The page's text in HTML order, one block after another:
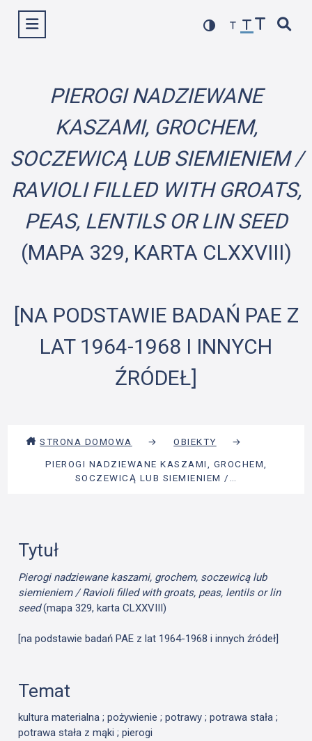
Wyświetl menu
PIEROGI NADZIEWANE
KASZAMI, GROCHEM,
SOCZEWICĄ LUB SIEMIENIEM /
RAVIOLI FILLED WITH GROATS,
PEAS, LENTILS OR LIN SEED
(MAPA 329, KARTA CLXXVIII)
[NA PODSTAWIE BADAŃ PAE Z
LAT 1964-1968 I INNYCH
ŹRÓDEŁ]
STRONA DOMOWA → OBIEKTY
→
PIEROGI NADZIEWANE KASZAMI, GROCHEM,
SOCZEWICĄ LUB SIEMIENIEM /…
Tytuł
Pierogi nadziewane kaszami, grochem, soczewicą lub
siemieniem / Ravioli filled with groats, peas, lentils or lin
seed(mapa 329, karta CLXXVIII)
[na podstawie badań PAE z lat 1964-1968 i innych źródeł]
Temat
kultura materialna ; pożywienie ; potrawy ; potrawa stała ;
potrawa stała z mąki ; pierogi